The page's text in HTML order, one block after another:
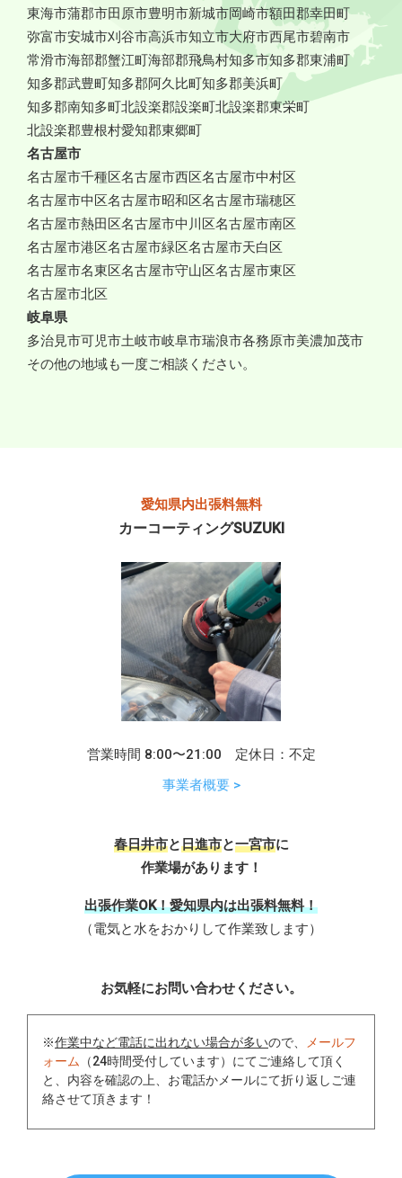
東海市蒲郡市田原市豊明市新城市岡崎市額田郡幸田町
弥富市安城市刈谷市高浜市知立市大府市西尾市碧南市
常滑市海部郡蟹江町海部郡飛鳥村知多市知多郡東浦町
知多郡武豊町知多郡阿久比町知多郡美浜町
知多郡南知多町北設楽郡設楽町北設楽郡東栄町
北設楽郡豊根村愛知郡東郷町
名古屋市
名古屋市千種区名古屋市西区名古屋市中村区
名古屋市中区名古屋市昭和区名古屋市瑞穂区
名古屋市熱田区名古屋市中川区名古屋市南区
名古屋市港区名古屋市緑区名古屋市天白区
名古屋市名東区名古屋市守山区名古屋市東区
名古屋市北区
岐阜県
多治見市可児市土岐市岐阜市瑞浪市各務原市美濃加茂市
その他の地域も一度ご相談ください。
愛知県内出張料無料
カーコーティングSUZUKI
営業時間 8:00〜21:00 定休日：不定
事業者概要 >
春日井市と日進市と一宮市に
作業場があります！
出張作業OK！愛知県内は出張料無料！
（電気と水をおかりして作業致します）
お気軽にお問い合わせください。
※作業中など電話に出れない場合が多いので、
メールフ
ォーム （24時間受付しています）にてご連絡して頂く
と、内容を確認の上、お電話かメールにて折り返しご連
絡させて頂きます！